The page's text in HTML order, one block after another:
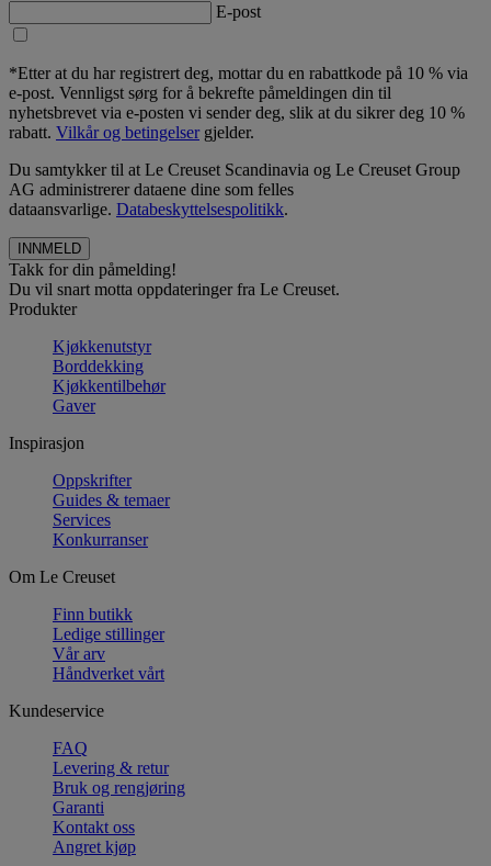
E-post
*Etter at du har registrert deg, mottar du en rabattkode på 10 % via
e-post. Vennligst sørg for å bekrefte påmeldingen din til
nyhetsbrevet via e-posten vi sender deg, slik at du sikrer deg 10 %
rabatt. Vilkår og betingelsergjelder.
Du samtykker til at Le Creuset Scandinavia og Le Creuset Group
AG administrerer dataene dine som felles
dataansvarlige. Databeskyttelsespolitikk.
Takk for din påmelding!
Du vil snart motta oppdateringer fra Le Creuset.
Produkter
Kjøkkenutstyr
Borddekking
Kjøkkentilbehør
Gaver
Inspirasjon
Oppskrifter
Guides & temaer
Services
Konkurranser
Om Le Creuset
Finn butikk
Ledige stillinger
Vår arv
Håndverket vårt
Kundeservice
FAQ
Levering & retur
Bruk og rengjøring
Garanti
Kontakt oss
Angret kjøp